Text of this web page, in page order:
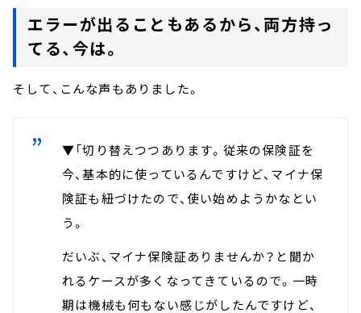
エラーが出ることもあるから、両方持っ
てる、今は。
そして、こんな声もありました。
▼「切り替えつつあります。従来の保険証を
今、基本的に使っているんですけど、マイナ保
険証も紐づけたので、使い始めようかなとい
う。
だいぶ、マイナ保険証ありませんか？と聞か
れるケースが多くなってきているので。一時
期は機械も何もない感じがしたんですけど、